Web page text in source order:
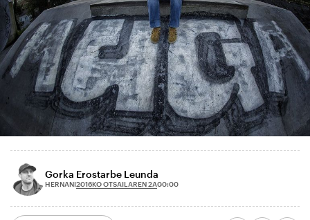
Gorka Erostarbe Leunda
HERNANI2016KO OTSAILAREN 2A00:00